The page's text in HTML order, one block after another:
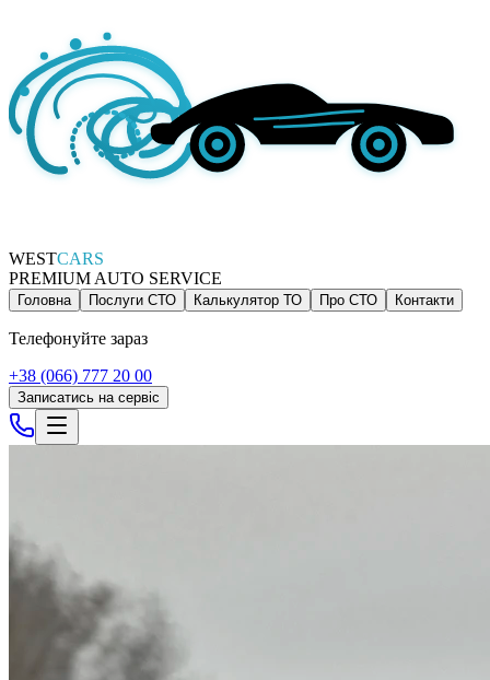
WESTCARS
PREMIUM AUTO SERVICE
Головна Послуги СТО Калькулятор ТО Про СТО Контакти
Телефонуйте зараз
+38 (066) 777 20 00
Записатись на сервіс